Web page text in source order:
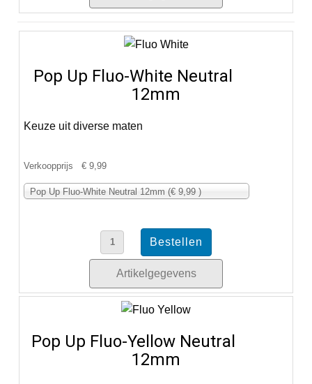
Pop Up Fluo-White Neutral
12mm
Keuze uit diverse maten
Verkoopprijs € 9,99
Pop Up Fluo-White Neutral 12mm (€ 9,99 )
Artikelgegevens
Pop Up Fluo-Yellow Neutral
12mm